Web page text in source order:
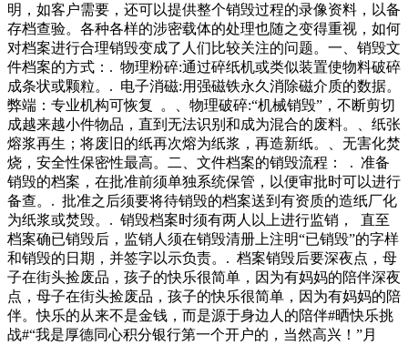
明，如客户需要，还可以提供整个销毁过程的录像资料，以备
存档查验。各种各样的涉密载体的处理也随之变得重视，如何
对档案进行合理销毁变成了人们比较关注的问题。一、销毁文
件档案的方式：. 物理粉碎:通过碎纸机或类似装置使物料破碎
成条状或颗粒。. 电子消磁:用强磁铁永久消除磁介质的数据。
弊端：专业机构可恢复 。、物理破碎:“机械销毁”，不断剪切
成越来越小件物品，直到无法识别和成为混合的废料。、纸张
熔浆再生；将废旧的纸再次熔为纸浆，再造新纸。、无害化焚
烧，安全性保密性最高。二、文件档案的销毁流程： . 准备
销毁的档案，在批准前须单独系统保管，以便审批时可以进行
备查。. 批准之后须要将待销毁的档案送到有资质的造纸厂化
为纸浆或焚毁。. 销毁档案时须有两人以上进行监销， 直至
档案确已销毁后，监销人须在销毁清册上注明“已销毁”的字样
和销毁的日期，并签字以示负责。. 档案销毁后要深夜点，母
子在街头捡废品，孩子的快乐很简单，因为有妈妈的陪伴深夜
点，母子在街头捡废品，孩子的快乐很简单，因为有妈妈的陪
伴。快乐的从来不是金钱，而是源于身边人的陪伴#晒快乐挑
战#“我是厚德同心积分银行第一个开户的，当然高兴！”月